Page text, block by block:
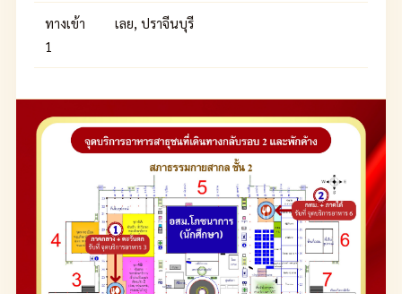
ทางเข้า
1
เลย, ปราจีนบุรี